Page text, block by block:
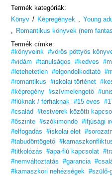
rögbis fiú, és biztos, hogy csak
a lányok érdeklik...
Ám a szerelem útjai
és mintha Nick egyre közvetlenebb
Charlie-val...
Lehetséges, hogy Charlie érzései
találnak? Derítsd ki te is!
Szereted a Vörös pöttyös
Vidd haza nyugodtan! Tetszeni
Termék kategóriák:
Könyv / Képregények
Young
Romantikus könyvek (nem
Termék címke:
#könyveink #vörös pöttyös
#vidám
#tanulságos #kedves
#letehetetlen #elgondolkodtató
#romantikus
#iskolai történet
#képregény #szívmelengető
#fiúknak / férfiaknak #15 éves
#család
#testvérek közötti
#őszinte #szókimondó #ifjúsági
#elfogadás
#iskolai élet
#tabudöntögető
#titkolózás
#apa-fiú kapcsolat
#nemváltoztatás
#garancia
#kamaszkori nehézségek #szülő-